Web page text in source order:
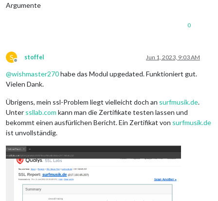
Argumente
0
S
Offline
stoffel Jun 1, 2023, 9:03 AM
@wishmaster270habe das Modul upgedated. Funktioniert gut.
Vielen Dank.
Übrigens, mein ssl-Problem liegt vielleicht doch an surfmusik.de.
Unter ssllab.com kann man die Zertifikate testen lassen und
bekommt einen ausfürlichen Bericht. Ein Zertifikat von surfmusik.de
ist unvollständig.